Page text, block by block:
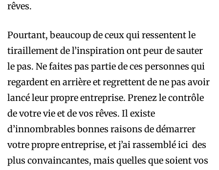
rêves.
Pourtant, beaucoup de ceux qui ressentent le
tiraillement de l’inspiration ont peur de sauter
le pas. Ne faites pas partie de ces personnes qui
regardent en arrière et regrettent de ne pas avoir
lancé leur propre entreprise. Prenez le contrôle
de votre vie et de vos rêves. Il existe
d’innombrables bonnes raisons de démarrer
votre propre entreprise, et j’ai rassemblé ici des
plus convaincantes, mais quelles que soient vos